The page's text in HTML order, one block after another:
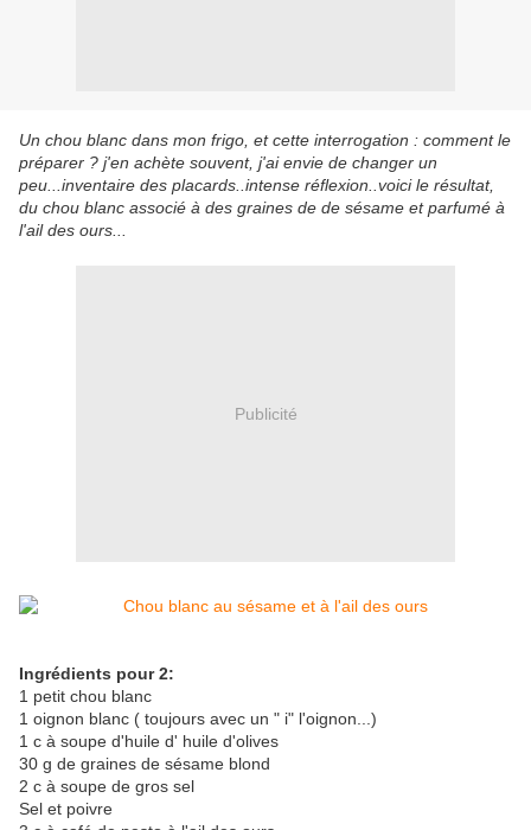
Un chou blanc dans mon frigo, et cette interrogation : comment le
préparer ? j'en achète souvent, j'ai envie de changer un
peu...inventaire des placards..intense réflexion..voici le résultat,
du chou blanc associé à des graines de de sésame et parfumé à
l'ail des ours...
Publicité
Ingrédients pour 2:
1 petit chou blanc
1 oignon blanc ( toujours avec un " i" l'oignon...)
1 c à soupe d'huile d' huile d'olives
30 g de graines de sésame blond
2 c à soupe de gros sel
Sel et poivre